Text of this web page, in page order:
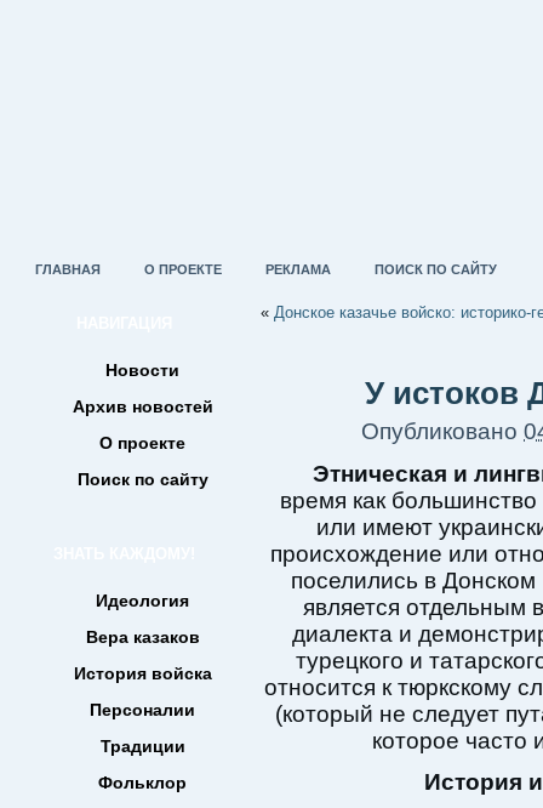
ГЛАВНАЯ О ПРОЕКТЕ РЕКЛАМА ПОИСК ПО САЙТУ
Новости
Архив новостей
О проекте
Поиск по сайту
Идеология
Вера казаков
История войска
Персоналии
Традиции
Фольклор
« Донское казачье войско: историко-
У истоков
Опубликовано
Этническая и
время как большинство
или имеют
происхождение или
поселились в
является отдельным
диалекта и
турецкого и
относится к тюркскому
(который не следует
которое часто
История